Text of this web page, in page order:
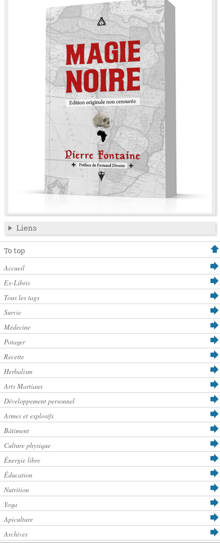
Liens
To top
Accueil
Ex-Libris
Tous les tags
Survie
Médecine
Potager
Recette
Herbalism
Arts Martiaux
Développement personnel
Armes et explosifs
Bâtiment
Culture physique
Énergie libre
Éducation
Nutrition
Yoga
Apiculture
Archives